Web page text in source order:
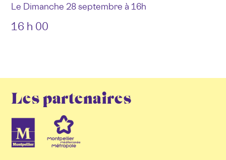
Le Dimanche 28 septembre à 16h
16 h 00
Les partenaires